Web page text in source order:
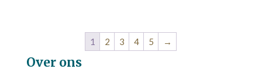
1 2 3 4 5 →
Over ons